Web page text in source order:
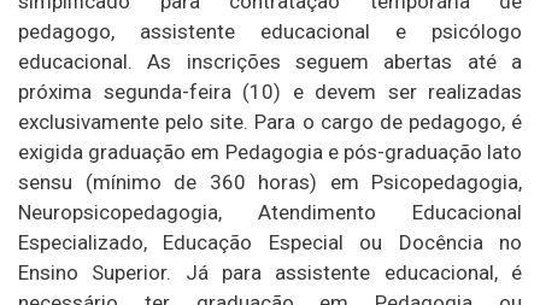
pedagogo, assistente educacional e psicólogo
educacional. As inscrições seguem abertas até a
próxima segunda-feira (10) e devem ser realizadas
exclusivamente pelo site. Para o cargo de pedagogo, é
exigida graduação em Pedagogia e pós-graduação lato
sensu (mínimo de 360 horas) em Psicopedagogia,
Neuropsicopedagogia, Atendimento Educacional
Especializado, Educação Especial ou Docência no
Ensino Superior. Já para assistente educacional, é